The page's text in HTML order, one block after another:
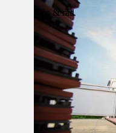
Tips & råd